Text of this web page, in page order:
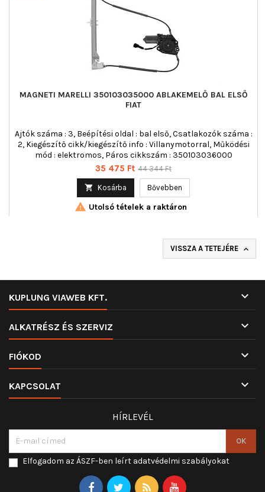
MAGNETI MARELLI 350103035000 ABLAKEMELŐ BAL ELSŐ
FIAT
Ajtók száma : 3, Beépítési oldal : bal első, Csatlakozók száma :
2, Kiegészítő cikk/kiegészítő info : Villanymotorral, Működési
mód : elektromos, Páros cikkszám : 350103036000
Ár
35 475 Ft Normál
44 344 Ft
 Kosárba Bővebben
 Utolsó tételek a raktáron
VISSZA A TETEJÉRE 
KUPLUNG VIAWEB KFT. 
ALKATRÉSZ ÉS SZERVIZ 
FIÓKOD 
KAPCSOLAT 
HÍRLEVÉL
Elfogadom az ÁSZF-ben leírt adatvédelmi szabályokat